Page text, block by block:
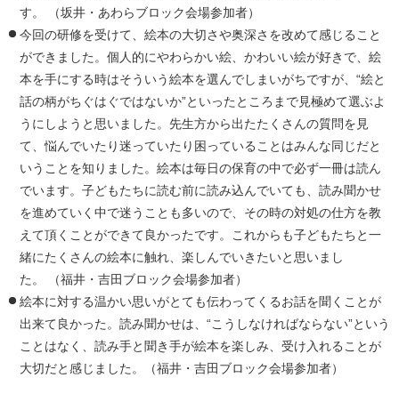
す。 （坂井・あわらブロック会場参加者）
今回の研修を受けて、絵本の大切さや奥深さを改めて感じること
ができました。個人的にやわらかい絵、かわいい絵が好きで、絵
本を手にする時はそういう絵本を選んでしまいがちですが、“絵と
話の柄がちぐはぐではないか”といったところまで見極めて選ぶよ
うにしようと思いました。先生方から出たたくさんの質問を見
て、悩んでいたり迷っていたり困っていることはみんな同じだと
いうことを知りました。絵本は毎日の保育の中で必ず一冊は読ん
でいます。子どもたちに読む前に読み込んでいても、読み聞かせ
を進めていく中で迷うことも多いので、その時の対処の仕方を教
えて頂くことができて良かったです。これからも子どもたちと一
緒にたくさんの絵本に触れ、楽しんでいきたいと思いまし
た。 （福井・吉田ブロック会場参加者）
絵本に対する温かい思いがとても伝わってくるお話を聞くことが
出来て良かった。読み聞かせは、“こうしなければならない”という
ことはなく、読み手と聞き手が絵本を楽しみ、受け入れることが
大切だと感じました。（福井・吉田ブロック会場参加者）